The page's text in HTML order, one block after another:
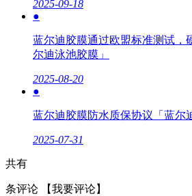
2025-09-18
●
蓝尔迪胶膜通过欧盟标准测试，
尔迪泳池胶膜」
2025-08-20
●
蓝尔迪胶膜防水质保协议「蓝尔
2025-07-31
共有
条评论 【我要评论】